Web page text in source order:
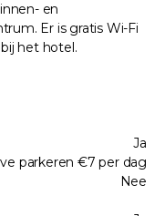
en
Er is gratis Wi-Fi
het hotel.
Ja
parkeren €7 per dag
Nee